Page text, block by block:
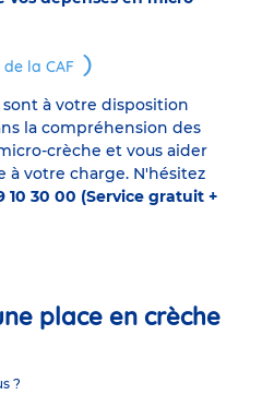
la CAF
sont à votre disposition
la compréhension des
crèche et vous aider
à votre charge. N'hésitez
10 30 00 (Service gratuit +
place en crèche
?